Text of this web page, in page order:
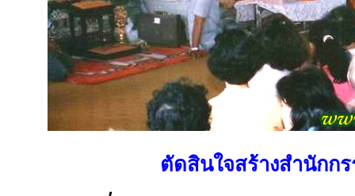
ตัดสินใจสร้างสำนักก